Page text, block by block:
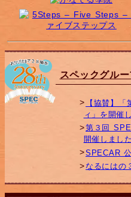
スペックグル
【協賛】
ィ」を開催
第３回
開催しまし
SPECAR
なるにはの